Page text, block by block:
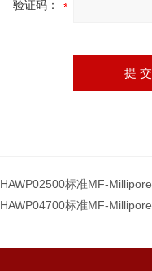
验证码：
HAWP02500标准MF-
HAWP04700标准MF-